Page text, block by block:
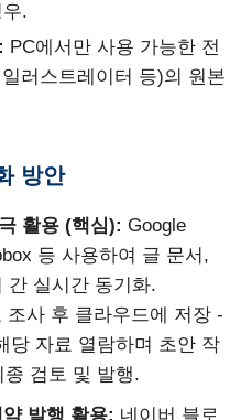
.
PC에서만 사용 가능한 전
러스트레이터 등)의 원본
방안
활용 (핵심): Google
등 사용하여 글 문서,
간 실시간 동기화.
조사 후 클라우드에 저장 -
당 자료 열람하며 초안 작
검토 및 발행.
발행 활용: 네이버 블로